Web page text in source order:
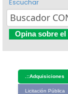
Escuchar
Opina sobre
.::Adquisiciones
Licitación Pública